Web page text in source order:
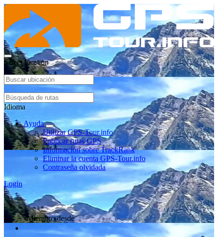
Select location
Idioma
Ayuda
Utilizar GPS-Tour.info
Publicar rutas GPS
Información sobre TrackRank
Eliminar la cuenta GPS-Tour.info
Contraseña olvidada
Login
Miembro desde